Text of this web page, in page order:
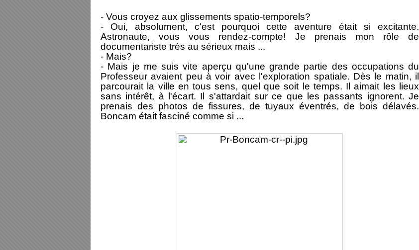
- Vous croyez aux glissements spatio-temporels?
- Oui, absolument, c'est pourquoi cette aventure était si excitante.
Astronaute, vous vous rendez-compte! Je prenais mon rôle de
documentariste très au sérieux mais ...
- Mais?
- Mais je me suis vite aperçu qu'une grande partie des occupations du
Professeur avaient peu à voir avec l'exploration spatiale. Dès le matin, il
parcourait la ville en tous sens, quel que soit le temps. Il aimait les lieux
sans intérêt, à l'écart. Il s'attardait sur ce que les passants ignorent. Je
prenais des photos de fissures, de tuyaux éventrés, de bois délavés.
Boncam était fasciné comme si ...